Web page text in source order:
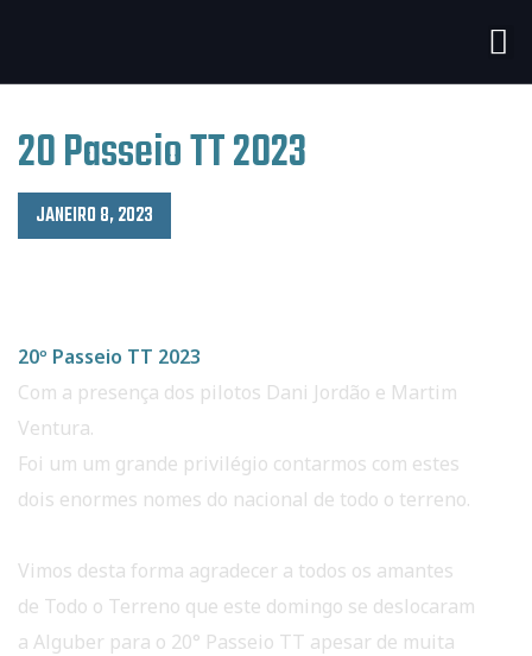
20 Passeio TT 2023
JANEIRO 8, 2023
20º Passeio TT 2023
Com a presença dos pilotos Dani Jordão e Martim
Ventura.
Foi um um grande privilégio contarmos com estes
dois enormes nomes do nacional de todo o terreno.
Vimos desta forma agradecer a todos os amantes
de Todo o Terreno que este domingo se deslocaram
a Alguber para o 20° Passeio TT apesar de muita